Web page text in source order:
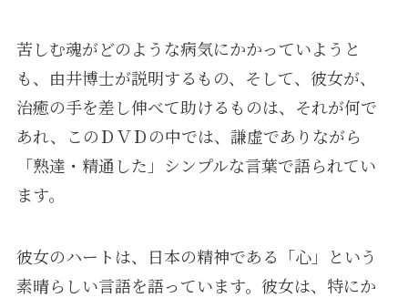
苦しむ魂がどのような病気にかかっていようと
も、由井博士が説明するもの、そして、彼女が、
治癒の手を差し伸べて助けるものは、それが何で
あれ、このＤＶＤの中では、謙虚でありながら
「熟達・精通した」シンプルな言葉で語られてい
ます。
彼女のハートは、日本の精神である「心」という
素晴らしい言語を語っています。彼女は、特にか